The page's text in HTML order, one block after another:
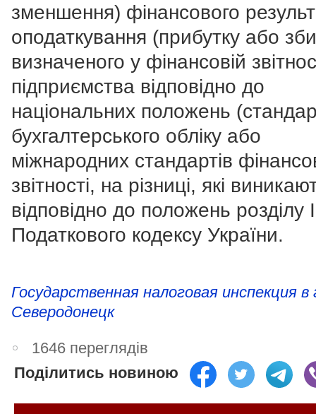
зменшення) фінансового
оподаткування (прибутку або
визначеного у фінансовій
підприємства відповідно до
національних положень
бухгалтерського обліку або
міжнародних стандартів
звітності, на різниці, які
відповідно до положень розділу
Податкового кодексу України.
Государственная налоговая инспекция в
Северодонецк
1646 переглядів
Поділитись новиною